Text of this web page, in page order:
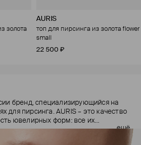
золота
AURIS
топ для пирсинга из золота flower
small
22 500 ₽
бренд, специализирующийся на
для пирсинга. AURIS – это качество
ювелирных форм: все их
В процессе создания участвуют
пирсеры (они отвечают за
ещё